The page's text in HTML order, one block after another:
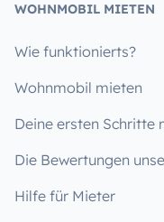
WOHNMOBIL MIETEN
Wie funktionierts?
Wohnmobil mieten
Deine ersten Schritte
Die Bewertungen
Hilfe für Mieter